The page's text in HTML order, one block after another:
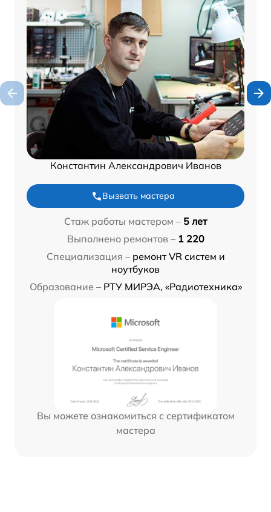
Константин Александрович Иванов
Вызвать мастера
Стаж работы мастером – 5 лет
Выполнено ремонтов – 1 220
Специализация – ремонт VR систем и
ноутбуков
Образование – РТУ МИРЭА, «Радиотехника»
Вы можете ознакомиться с сертификатом
мастера